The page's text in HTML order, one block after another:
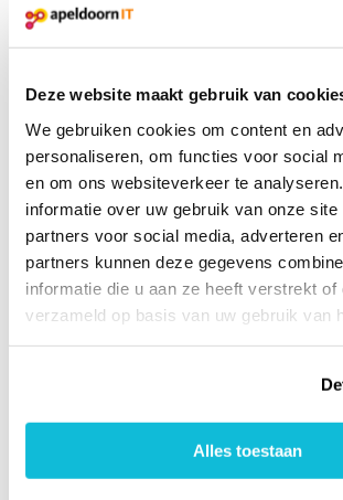
Deze website maakt gebruik van
We gebruiken cookies om content en
personaliseren, om functies voor social
en om ons websiteverkeer te
informatie over uw gebruik van onze site
partners voor social media, adverteren
partners kunnen deze gegevens
informatie die u aan ze heeft verstrekt of
verzameld op basis van uw gebruik van
Alles toestaan
De MKB Cyber Alarmcentrale is
die samen digitale criminaliteit
bestrijden: van politie en
kennisinstellingen en
cybersecuritybedrijven.
Pilot in de Stedendriehoek
In oktober is de alarmcentrale
beschikbaar voor ondernemers
gewerkt aan een structurele,
👉 Tip: sla het nummer alvast